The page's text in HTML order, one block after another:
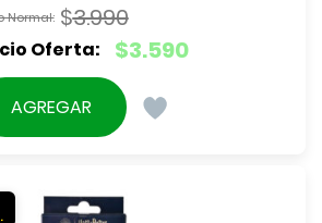
$3.990
El
precio
original
$3.590
El
precio
actual
AGREGAR